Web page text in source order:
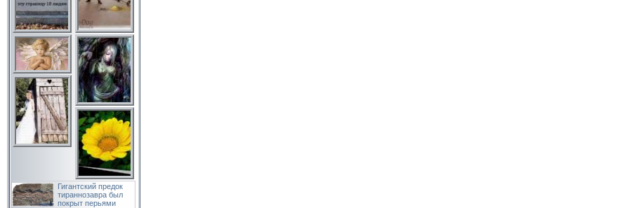
Гигантский предок
тираннозавра был
покрыт перьями